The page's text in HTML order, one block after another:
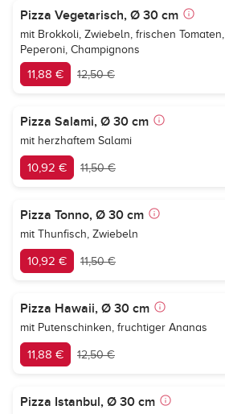
Pizza Vegetarisch, Ø 30 cm
mit Brokkoli, Zwiebeln, frischen Tomaten,
Peperoni, Champignons
11,88 € 12,50 €
Pizza Salami, Ø 30 cm
mit herzhaftem Salami
10,92 € 11,50 €
Pizza Tonno, Ø 30 cm
mit Thunfisch, Zwiebeln
10,92 € 11,50 €
Pizza Hawaii, Ø 30 cm
mit Putenschinken, fruchtiger Ananas
11,88 € 12,50 €
Pizza Istanbul, Ø 30 cm